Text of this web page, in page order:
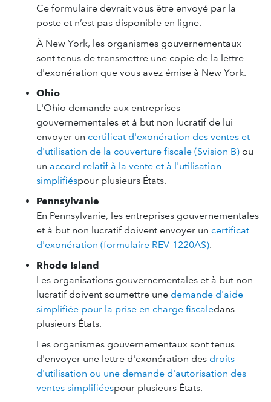
Ce formulaire devrait vous être envoyé par la
poste et n’est pas disponible en ligne.
À New York, les organismes gouvernementaux
sont tenus de transmettre une copie de la lettre
d'exonération que vous avez émise à New York.
Ohio
L'Ohio demande aux entreprises
gouvernementales et à but non lucratif de lui
envoyer un certificat d'exonération des ventes et
d'utilisation de la couverture fiscale (Svision B) ou
un accord relatif à la vente et à l'utilisation
simplifiéspour plusieurs États.
Pennsylvanie
En Pennsylvanie, les entreprises gouvernementales
et à but non lucratif doivent envoyer un certificat
d'exonération (formulaire REV-1220AS).
Rhode Island
Les organisations gouvernementales et à but non
lucratif doivent soumettre une demande d'aide
simplifiée pour la prise en charge fiscaledans
plusieurs États.
Les organismes gouvernementaux sont tenus
d'envoyer une lettre d'exonération des droits
d'utilisation ou une demande d'autorisation des
ventes simplifiéespour plusieurs États.